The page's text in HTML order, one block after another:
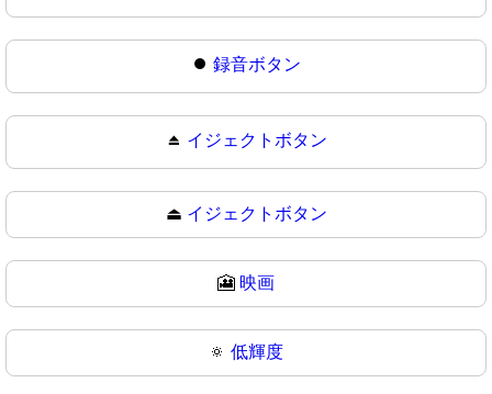
⏺ 録音ボタン
⏏️ イジェクトボタン
⏏ イジェクトボタン
🎦 映画
🔅 低輝度